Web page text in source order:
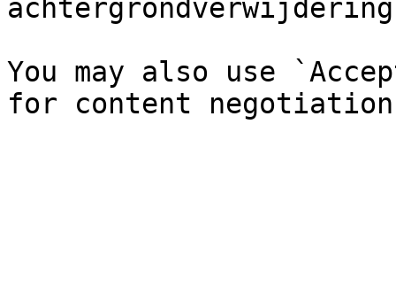
You may also use